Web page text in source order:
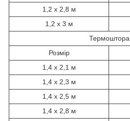
1,2 х 2,8 м
1,2 х 3 м
Термоштора
Розмір
1,4 х 2,1 м
1,4 х 2,3 м
1,4 х 2,5 м
1,4 х 2,8 м